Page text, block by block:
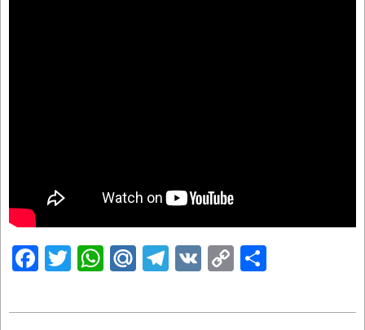
Facebook
Twitter
WhatsApp
Mail.Ru
Telegram
VK Copy